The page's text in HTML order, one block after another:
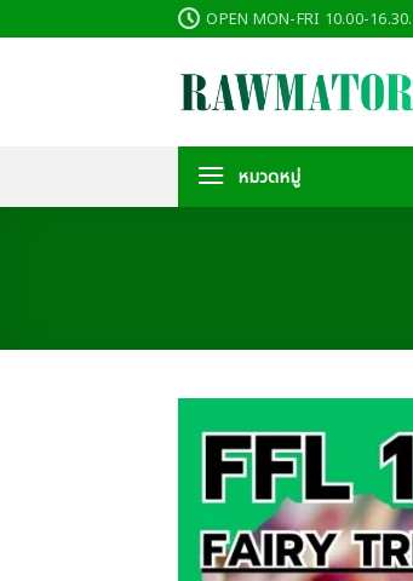
ไป
OPEN MON-FRI 10.00-16.30.
หมวดหมู่